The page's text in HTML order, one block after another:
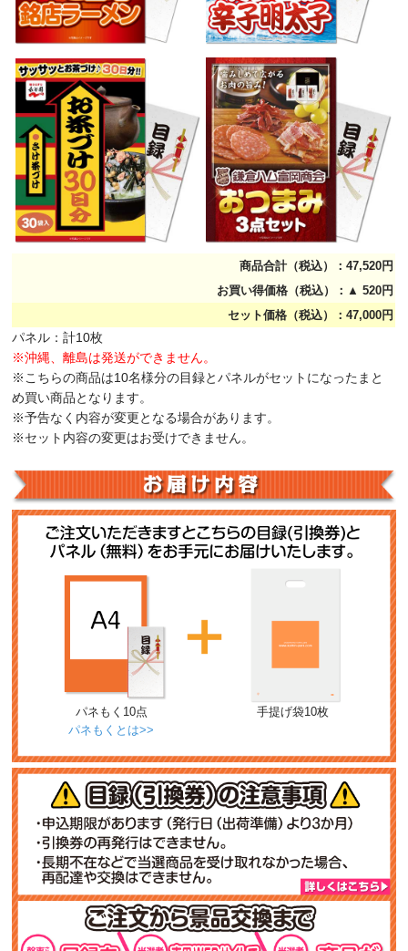
商品合計（税込）：47,520円
お買い得価格（税込）：▲ 520円
セット価格（税込）：47,000円
パネル：計10枚
※沖縄、離島は発送ができません。
※こちらの商品は10名様分の目録とパネルがセットになったまと
め買い商品となります。
※予告なく内容が変更となる場合があります。
※セット内容の変更はお受けできません。
パネもく10点
パネもくとは>>
手提げ袋10枚